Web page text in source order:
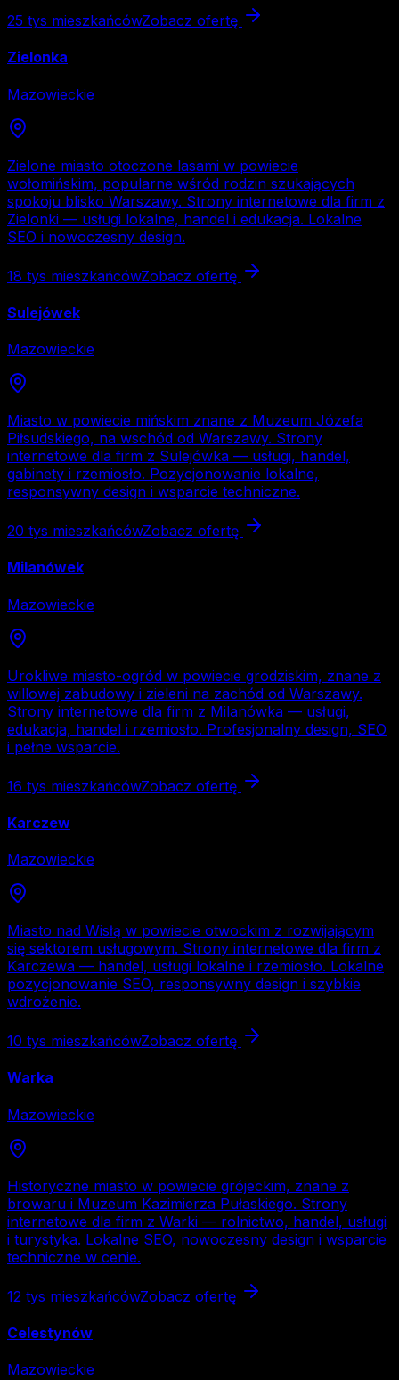
25 tys mieszkańcówZobacz ofertę
Zielonka
Mazowieckie
Zielone miasto otoczone lasami w powiecie
wołomińskim, popularne wśród rodzin szukających
spokoju blisko Warszawy. Strony internetowe dla firm z
Zielonki — usługi lokalne, handel i edukacja. Lokalne
SEO i nowoczesny design.
18 tys mieszkańcówZobacz ofertę
Sulejówek
Mazowieckie
Miasto w powiecie mińskim znane z Muzeum Józefa
Piłsudskiego, na wschód od Warszawy. Strony
internetowe dla firm z Sulejówka — usługi, handel,
gabinety i rzemiosło. Pozycjonowanie lokalne,
responsywny design i wsparcie techniczne.
20 tys mieszkańcówZobacz ofertę
Milanówek
Mazowieckie
Urokliwe miasto-ogród w powiecie grodziskim, znane z
willowej zabudowy i zieleni na zachód od Warszawy.
Strony internetowe dla firm z Milanówka — usługi,
edukacja, handel i rzemiosło. Profesjonalny design, SEO
i pełne wsparcie.
16 tys mieszkańcówZobacz ofertę
Karczew
Mazowieckie
Miasto nad Wisłą w powiecie otwockim z rozwijającym
się sektorem usługowym. Strony internetowe dla firm z
Karczewa — handel, usługi lokalne i rzemiosło. Lokalne
pozycjonowanie SEO, responsywny design i szybkie
wdrożenie.
10 tys mieszkańcówZobacz ofertę
Warka
Mazowieckie
Historyczne miasto w powiecie grójeckim, znane z
browaru i Muzeum Kazimierza Pułaskiego. Strony
internetowe dla firm z Warki — rolnictwo, handel, usługi
i turystyka. Lokalne SEO, nowoczesny design i wsparcie
techniczne w cenie.
12 tys mieszkańcówZobacz ofertę
Celestynów
Mazowieckie